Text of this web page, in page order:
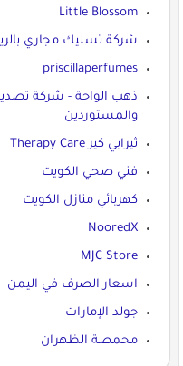
Little Blossom
شركة تسليك مجاري
priscillaperfumes
ذهب الواحة - شركة تصدير
والمستوردين
ثيرابي كير Therapy Care
فني صحي الكويت
كهربائي منازل الكويت
NooredX
MJC Store
اسعار الصرف في اليمن
جولد الإمارات
محمصة الظهران